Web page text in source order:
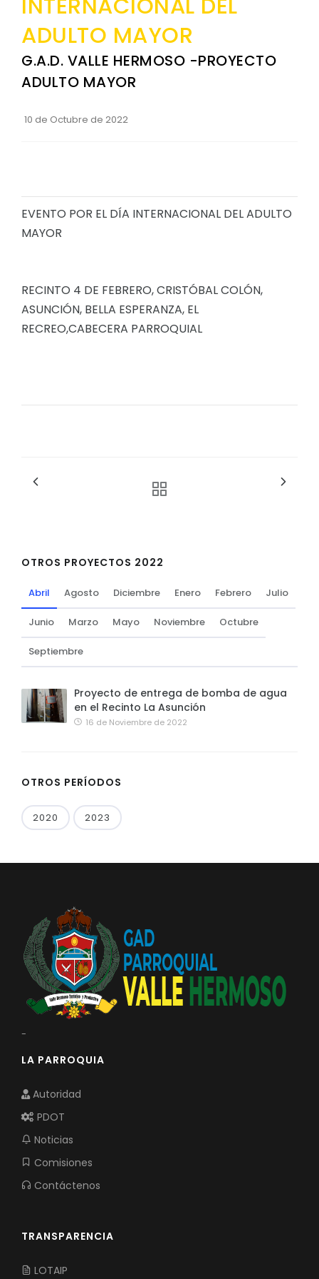
Convocatorias
GESTIÓN ADMINISTRATIVA
Plan Operativo Anual - POA
Cédulas presupuestarias y balances
Procesos de contratación
ADULTO MAYOR
G.A.D. VALLE HERMOSO -PROYECTO
ADULTO MAYOR
10 de Octubre de 2022
EVENTO POR EL DÍA INTERNACIONAL DEL ADULTO
MAYOR
RECINTO 4 DE FEBRERO, CRISTÓBAL COLÓN,
ASUNCIÓN, BELLA ESPERANZA, EL
RECREO,CABECERA PARROQUIAL
OTROS PROYECTOS 2022
Abril Agosto Diciembre Enero Febrero Julio
Junio Marzo Mayo Noviembre Octubre
Septiembre
Proyecto de entrega de bomba de agua
en el Recinto La Asunción
16 de Noviembre de 2022
OTROS PERÍODOS
2020 2023
-
LA PARROQUIA
Autoridad
PDOT
Noticias
Comisiones
Contáctenos
TRANSPARENCIA
LOTAIP